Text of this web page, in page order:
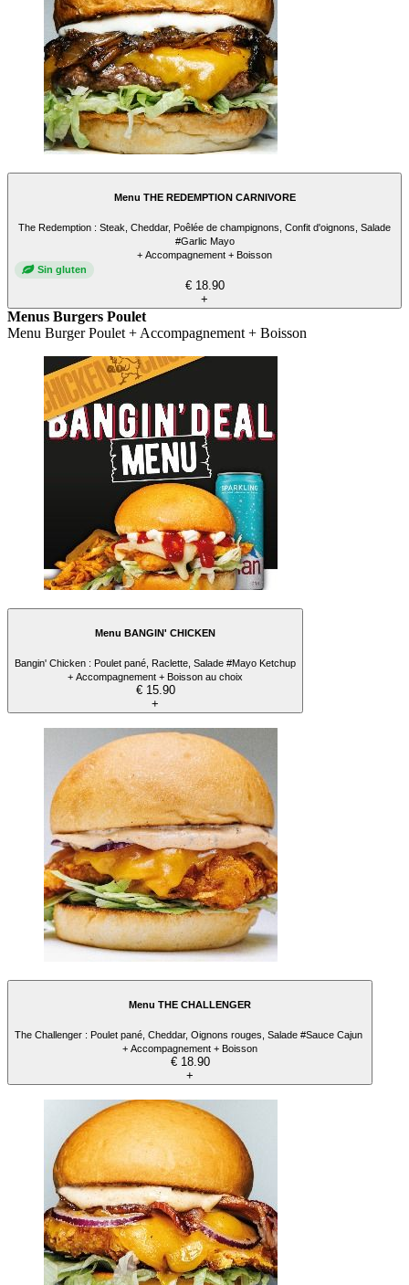
Menu THE REDEMPTION CARNIVORE
The Redemption : Steak, Cheddar, Poêlée de champignons, Confit d'oignons, Salade
#Garlic Mayo
+ Accompagnement + Boisson
Sin gluten
€ 18.90
+
Menus Burgers Poulet
Menu Burger Poulet + Accompagnement + Boisson
Menu BANGIN' CHICKEN
Bangin' Chicken : Poulet pané, Raclette, Salade #Mayo Ketchup
+ Accompagnement + Boisson au choix
€ 15.90
+
Menu THE CHALLENGER
The Challenger : Poulet pané, Cheddar, Oignons rouges, Salade #Sauce Cajun
+ Accompagnement + Boisson
€ 18.90
+